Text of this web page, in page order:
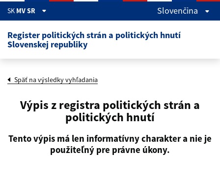
Skočiť na hlavný obsah
SK MV SR Slovenčina
Register politických strán a politických hnutí
Slovenskej republiky
Späť na výsledky vyhľadania
Výpis z registra politických strán a
politických hnutí
Tento výpis má len informatívny charakter a nie je
použiteľný pre právne úkony.